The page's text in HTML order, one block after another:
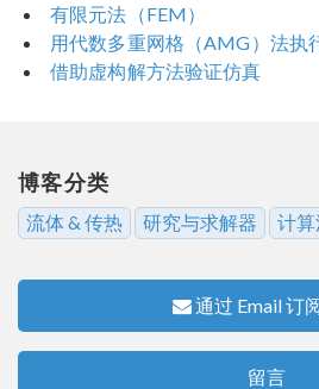
有限元法（FEM）
用代数多重网格（AMG）法执
借助虚构解方法验证仿真
博客分类
流体 & 传热 研究与求解器 计算
通过 Email 订
留言